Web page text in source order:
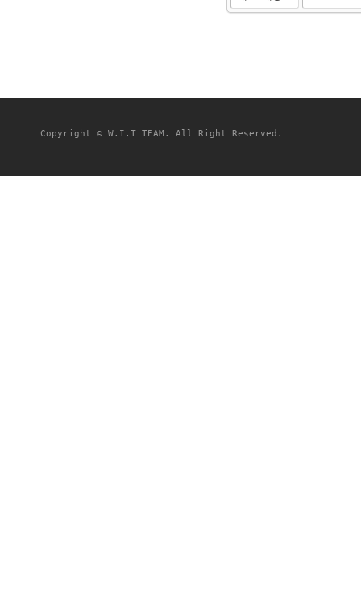
Copyright © W.I.T TEAM. All Right Reserved.